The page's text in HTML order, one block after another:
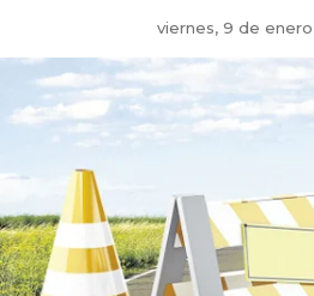
viernes, 9 de enero